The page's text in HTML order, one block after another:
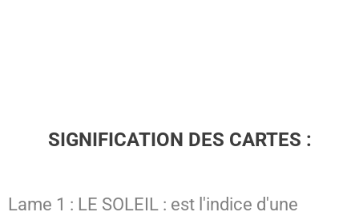
SIGNIFICATION DES CARTES :
Lame 1 : LE SOLEIL : est l'indice d'une